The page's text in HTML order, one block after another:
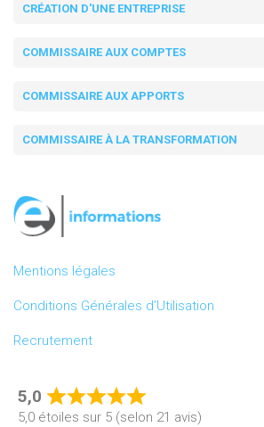
CRÉATION D'UNE ENTREPRISE
COMMISSAIRE AUX COMPTES
COMMISSAIRE AUX APPORTS
COMMISSAIRE À LA TRANSFORMATION
Mentions légales
Conditions Générales d’Utilisation
Recrutement
5,0
Rated
5,0 étoiles sur 5 (selon 21 avis)